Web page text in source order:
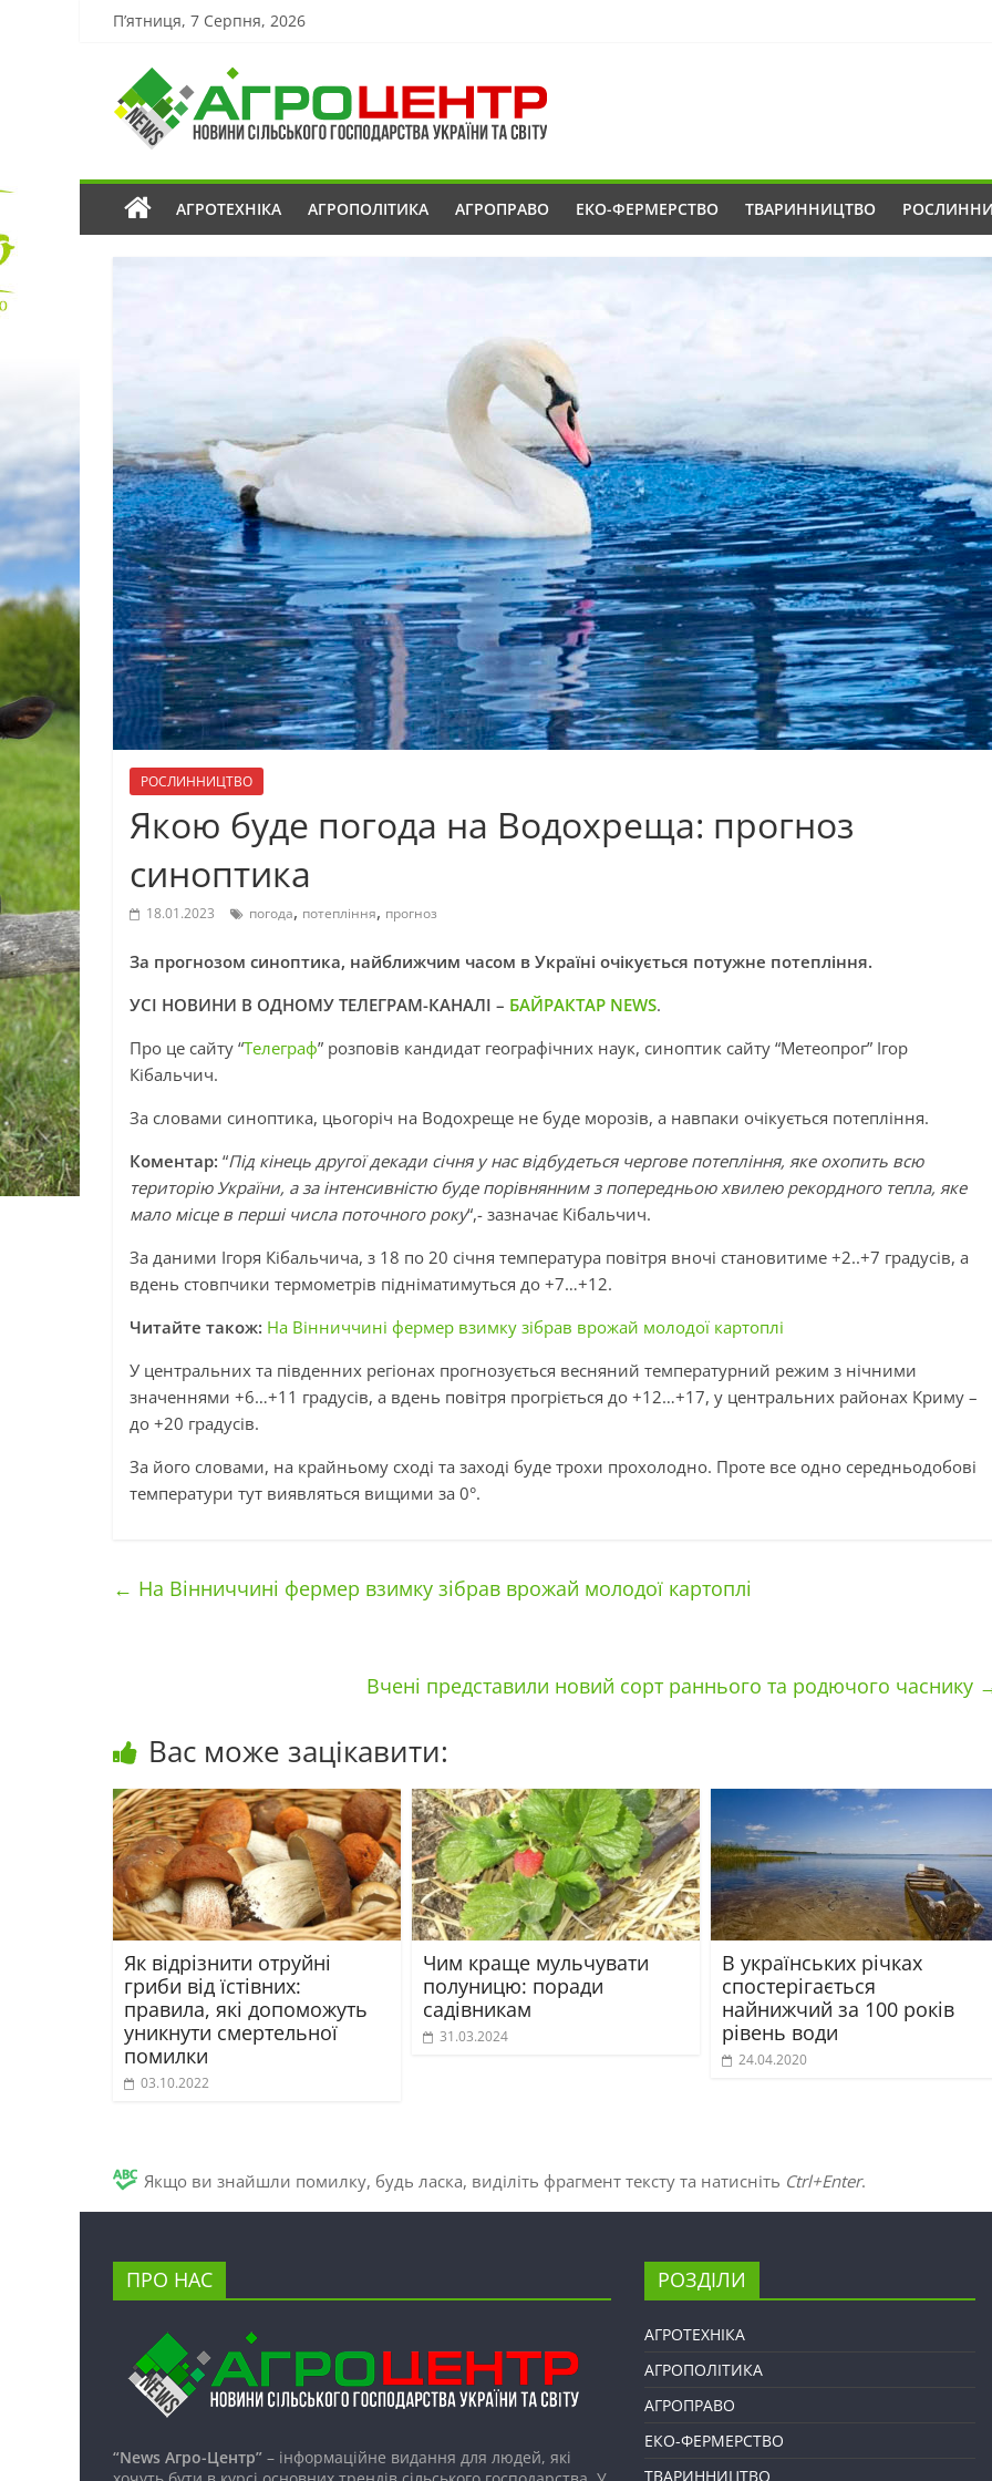
П’ятниця, 7 Серпня, 2026
АГРОТЕХНІКА АГРОПОЛІТИКА АГРОПРАВО ЕКО-ФЕРМЕРСТВО ТВАРИННИЦТВО
РОСЛИННИЦТВО
Якою буде погода на Водохреща: прогноз
синоптика
18.01.2023 погода, потепління, прогноз
За прогнозом синоптика, найближчим часом в Україні очікується потужне потепління.
УСІ НОВИНИ В ОДНОМУ ТЕЛЕГРАМ-КАНАЛІ – БАЙРАКТАР NEWS.
Про це сайту “Телеграф” розповів кандидат географічних наук, синоптик сайту “Метеопрог” Ігор
Кібальчич.
За словами синоптика, цьогоріч на Водохреще не буде морозів, а навпаки очікується потепління.
Коментар: “Під кінець другої декади січня у нас відбудеться чергове потепління, яке охопить всю
територію України, а за інтенсивністю буде порівнянним з попередньою хвилею рекордного тепла, яке
мало місце в перші числа поточного року“,- зазначає Кібальчич.
За даними Ігоря Кібальчича, з 18 по 20 січня температура повітря вночі становитиме +2..+7 градусів, а
вдень стовпчики термометрів підніматимуться до +7…+12.
Читайте також: На Вінниччині фермер взимку зібрав врожай молодої картоплі
У центральних та південних регіонах прогнозується весняний температурний режим з нічними
значеннями +6…+11 градусів, а вдень повітря прогріється до +12…+17, у центральних районах Криму –
до +20 градусів.
За його словами, на крайньому сході та заході буде трохи прохолодно. Проте все одно середньодобові
температури тут виявляться вищими за 0°.
← На Вінниччині фермер взимку зібрав врожай молодої картоплі
Вчені представили новий сорт раннього та родючого часнику
Вас може зацікавити:
Як відрізнити отруйні
гриби від їстівних:
правила, які допоможуть
уникнути смертельної
помилки
03.10.2022
Чим краще мульчувати
полуницю: поради
садівникам
31.03.2024
В українських річках
спостерігається
найнижчий за 100 років
рівень води
24.04.2020
Якщо ви знайшли помилку, будь ласка, виділіть фрагмент тексту та натисніть Ctrl+Enter.
ПРО НАС
“News Агро-Центр” – інформаційне видання для людей, які
РОЗДІЛИ
АГРОТЕХНІКА
АГРОПОЛІТИКА
АГРОПРАВО
ЕКО-ФЕРМЕРСТВО
ТВАРИННИЦТВО